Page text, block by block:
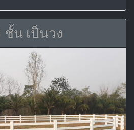
น เป็นวง